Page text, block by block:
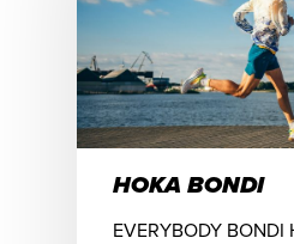
HOKA BONDI
EVERYBODY